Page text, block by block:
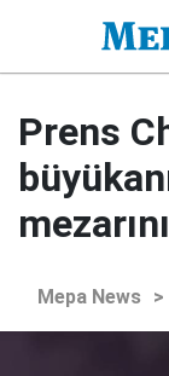
Prens
Mepa News >